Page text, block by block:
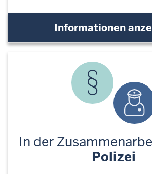
Informationen
In der
Polizei